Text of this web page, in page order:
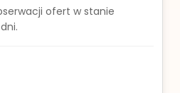
ofert w stanie